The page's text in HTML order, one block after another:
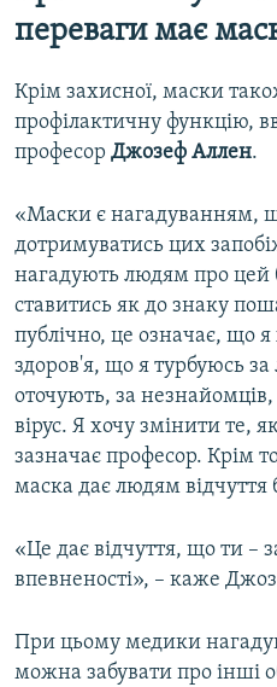
переваги має
Крім захисної, маски
профілактичну функцію,
професор Джозеф Аллен.
«Маски є нагадуванням,
дотримуватись цих
нагадують людям про цей
ставитись як до знаку
публічно, це означає, що
здоров'я, що я турбуюсь
оточують, за
вірус. Я хочу змінити те,
зазначає професор. Крім
маска дає людям відчуття
«Це дає відчуття, що ти –
впевненості», – каже
При цьому медики
можна забувати про інші